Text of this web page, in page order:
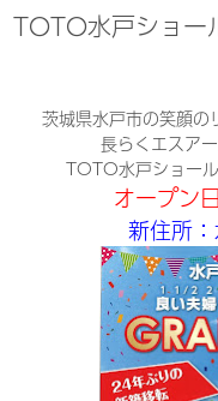
TOTO水戸ショー
茨城県水戸市の笑顔の
長らくエスア
TOTO水戸ショー
オープン
新住所